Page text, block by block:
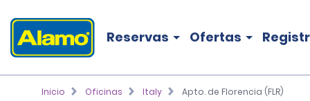
Reservas Ofertas
Inicio Oficinas Italy Apto. de Florencia (FLR)